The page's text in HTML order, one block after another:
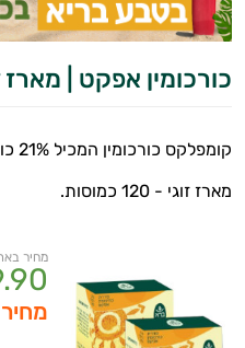
כורכומין אפקט | מארז
קומפלקס כורכומין המכיל 21% כורכומין
מארז זוגי - 120 כמוסות.
מחיר